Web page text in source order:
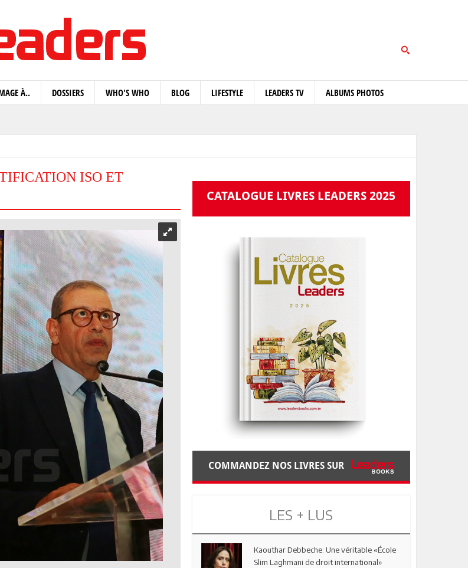
À.. DOSSIERS WHO'S WHO BLOG LIFESTYLE LEADERS TV ALBUMS PHOTOS
ISO ET
CATALOGUE LIVRES LEADERS 2025
COMMANDEZ NOS LIVRES SUR
LES + LUS
Kaouthar Debbeche: Une véritable «École
Slim Laghmani de droit international»